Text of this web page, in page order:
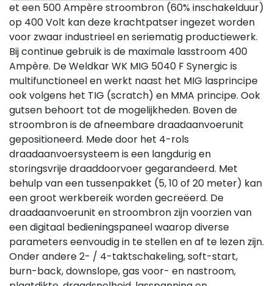
incl.
EMC
en
toebehoren
aantal
et een 500 Ampère stroombron (60% inschakelduur)
op 400 Volt kan deze krachtpatser ingezet worden
voor zwaar industrieel en seriematig productiewerk.
Bij continue gebruik is de maximale lasstroom 400
Ampère. De Weldkar WK MIG 5040 F Synergic is
multifunctioneel en werkt naast het MIG lasprincipe
ook volgens het TIG (scratch) en MMA principe. Ook
gutsen behoort tot de mogelijkheden. Boven de
stroombron is de afneembare draadaanvoerunit
gepositioneerd. Mede door het 4-rols
draadaanvoersysteem is een langdurig en
storingsvrije draaddoorvoer gegarandeerd. Met
behulp van een tussenpakket (5, 10 of 20 meter) kan
een groot werkbereik worden gecreëerd. De
draadaanvoerunit en stroombron zijn voorzien van
een digitaal bedieningspaneel waarop diverse
parameters eenvoudig in te stellen en af te lezen zijn.
Onder andere 2- / 4-taktschakeling, soft-start,
burn-back, downslope, gas voor- en nastroom,